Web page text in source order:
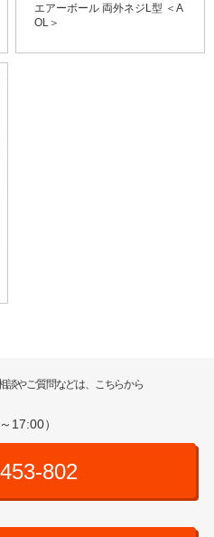
エアーボール 両外ネジL型 ＜A
OL＞
談やご質問などは、こちらから
17:00）
802